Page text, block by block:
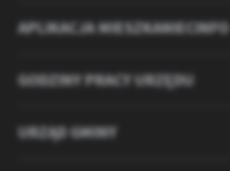
APLIKACJA MIESZKANIECINFO
GODZINY PRACY URZĘDU
URZĄD GMINY